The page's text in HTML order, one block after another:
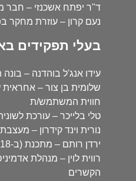
ד"ר יפתח אשכנזי – חבר
נעם קרון – עוזרת מחקר
בעלי תפקידים
עידו אנג'ל בוהדנה –
שלומית בן צור – אחראית
חווית המשתמש/ת
טלי בלייכר – עורכת
נורית וינד קידרון – מעצבת
ירדן רותם – מתכנת (ב-2019-2018)
רווית לוין – מנהלת
הקשרים